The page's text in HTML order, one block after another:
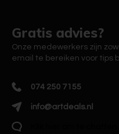
Gratis advies?
Onze medewerkers zijn
email te bereiken voor tips
074 250 7155
info@artdeals.nl